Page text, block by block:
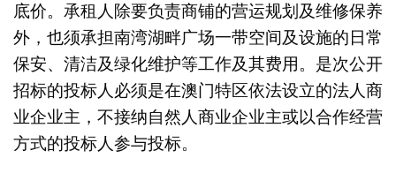
底价。承租人除要负责商铺的营运规划及维修保养
外，也须承担南湾湖畔广场一带空间及设施的日常
保安、清洁及绿化维护等工作及其费用。是次公开
招标的投标人必须是在澳门特区依法设立的法人商
业企业主，不接纳自然人商业企业主或以合作经营
方式的投标人参与投标。